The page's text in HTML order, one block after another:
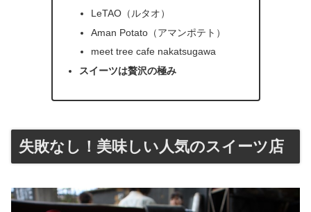
LeTAO（ルタオ）
Aman Potato（アマンポテト）
meet tree cafe nakatsugawa
スイーツは贅沢の極み
失敗なし！美味しい人気のスイーツ店